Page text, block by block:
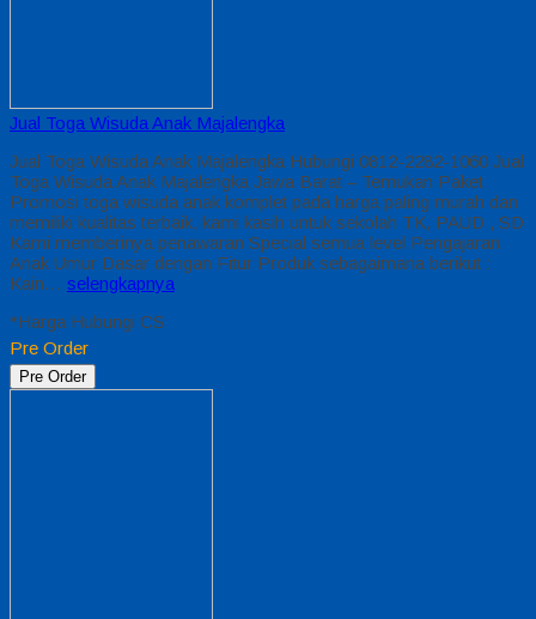
Jual Toga Wisuda Anak Majalengka
Jual Toga Wisuda Anak Majalengka Hubungi 0812-2282-1060 Jual
Toga Wisuda Anak Majalengka Jawa Barat – Temukan Paket
Promosi toga wisuda anak komplet pada harga paling murah dan
memiliki kualitas terbaik, kami kasih untuk sekolah TK, PAUD , SD
Kami memberinya penawaran Special semua level Pengajaran
Anak Umur Dasar dengan Fitur Produk sebagaimana berikut :
Kain… selengkapnya
*Harga Hubungi CS
Pre Order
Pre Order